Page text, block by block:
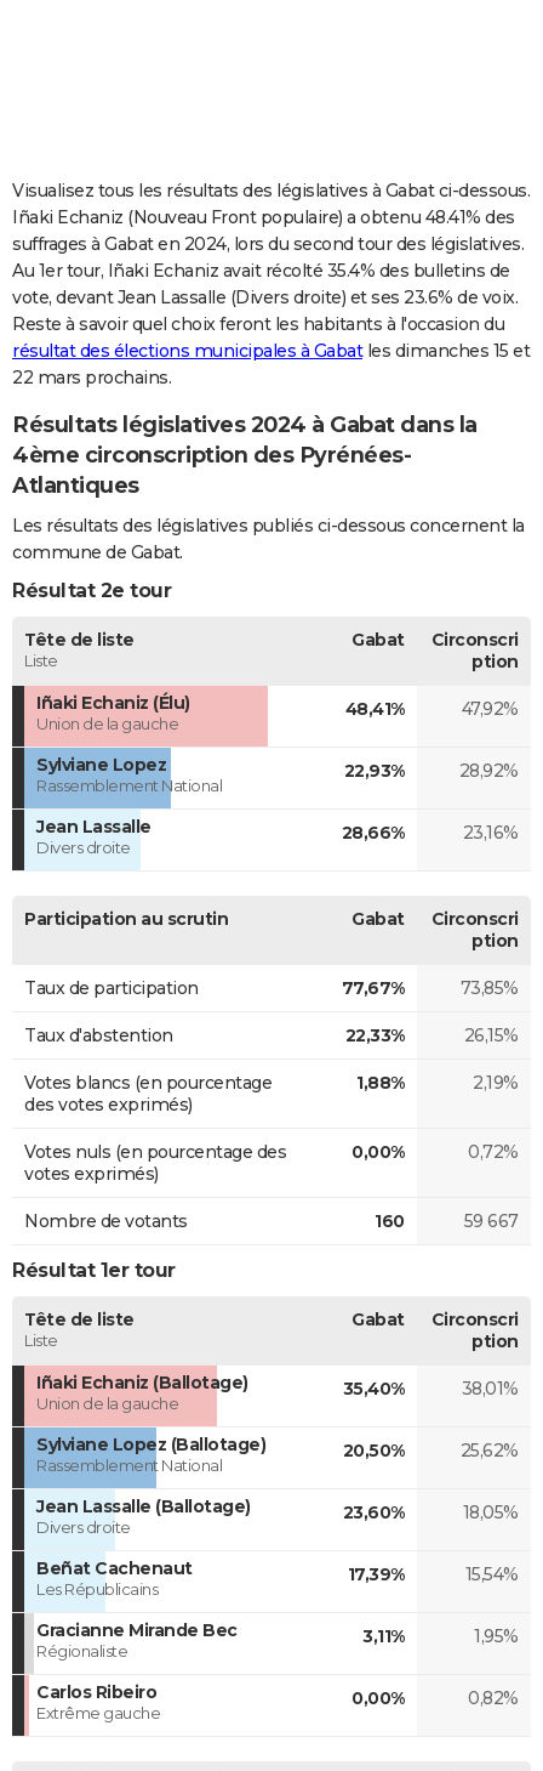
Carte de Noël
Carte Bonne année
Carte Saint-Valentin
Carte Pâques
Carte d'anniversaire
DICTIONNAIRE
Dictionnaire
Biographies
Citations
Expressions
Proverbes
PROGRAMME TV
COPAINS D'AVANT
S'inscrire
Se connecter
Lycées
Collèges
Primaires
Universités
Entreprises
Service militaire
Avis de recherche
AVIS DE DÉCÈS
FORUM
Bricolage
Lifestyle
Culture
Sport
Auto
Television
Voyage
Cinema
Visualisez tous les résultats des législatives à Gabat ci-dessous.
Iñaki Echaniz (Nouveau Front populaire) a obtenu 48.41% des
suffrages à Gabat en 2024, lors du second tour des législatives.
Au 1er tour, Iñaki Echaniz avait récolté 35.4% des bulletins de
vote, devant Jean Lassalle (Divers droite) et ses 23.6% de voix.
Reste à savoir quel choix feront les habitants à l'occasion du
résultat des élections municipales à Gabatles dimanches 15 et
22 mars prochains.
Résultats législatives 2024 à Gabat dans la
4ème circonscription des Pyrénées-
Atlantiques
Les résultats des législatives publiés ci-dessous concernent la
commune de Gabat.
Résultat 2e tour
Tête de liste
Liste
Gabat
Circonscri
ption
Iñaki Echaniz (Élu)
Union de la gauche
48,41% 47,92%
Sylviane Lopez
Rassemblement National
22,93% 28,92%
Jean Lassalle
Divers droite
28,66% 23,16%
Participation au scrutin Gabat
Circonscri
ption
Taux de participation 77,67% 73,85%
Taux d'abstention 22,33% 26,15%
Votes blancs (en pourcentage
des votes exprimés)
1,88% 2,19%
Votes nuls (en pourcentage des
votes exprimés)
0,00% 0,72%
Nombre de votants 160 59 667
Résultat 1er tour
Tête de liste
Liste
Gabat
Circonscri
ption
Iñaki Echaniz (Ballotage)
Union de la gauche
35,40% 38,01%
Sylviane Lopez (Ballotage)
Rassemblement National
20,50% 25,62%
Jean Lassalle (Ballotage)
Divers droite
23,60% 18,05%
Beñat Cachenaut
Les Républicains
17,39% 15,54%
Gracianne Mirande Bec
Régionaliste
3,11% 1,95%
Carlos Ribeiro
Extrême gauche
0,00% 0,82%